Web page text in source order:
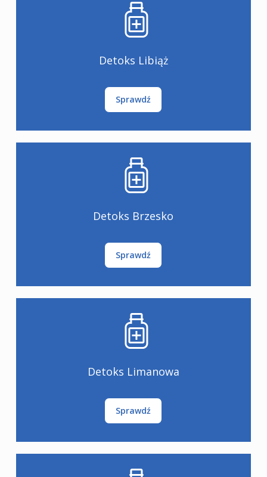
Detoks Libiąż
Sprawdź
Detoks Brzesko
Sprawdź
Detoks Limanowa
Sprawdź